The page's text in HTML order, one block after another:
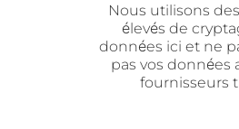
Nous utilisons
élevés de
données ici et ne
pas vos données
fournisseurs